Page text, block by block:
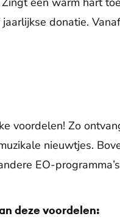
donatie.
voordelen! Zo
nieuwtjes.
EO-
deze voordelen: